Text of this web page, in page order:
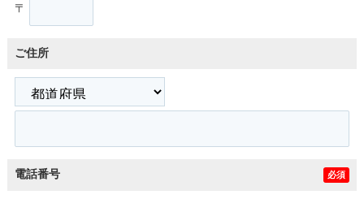
〒
ご住所
電話番号 必須